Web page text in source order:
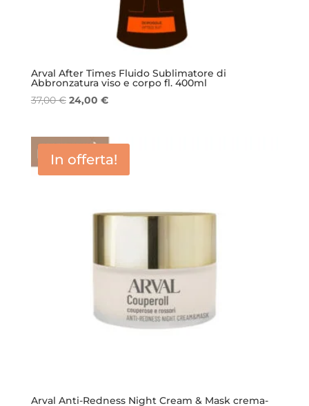
Arval After Times Fluido Sublimatore di
Abbronzatura viso e corpo fl. 400ml
37,00€ Il
era:
37,00 €.
24,00 €Il
è:
24,00 €.
In offerta!
Arval Anti-Redness Night Cream & Mask crema-